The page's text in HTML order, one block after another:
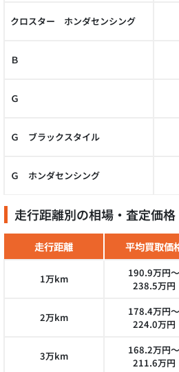
クロスター ホンダセンシング
Ｂ
Ｇ
Ｇ ブラックスタイル
Ｇ ホンダセンシング
走行距離別の相場・査定価格
走行距離 平均買取価
1万km
190.9万円～
238.5万円
2万km
178.4万円～
224.0万円
3万km
168.2万円～
211.6万円